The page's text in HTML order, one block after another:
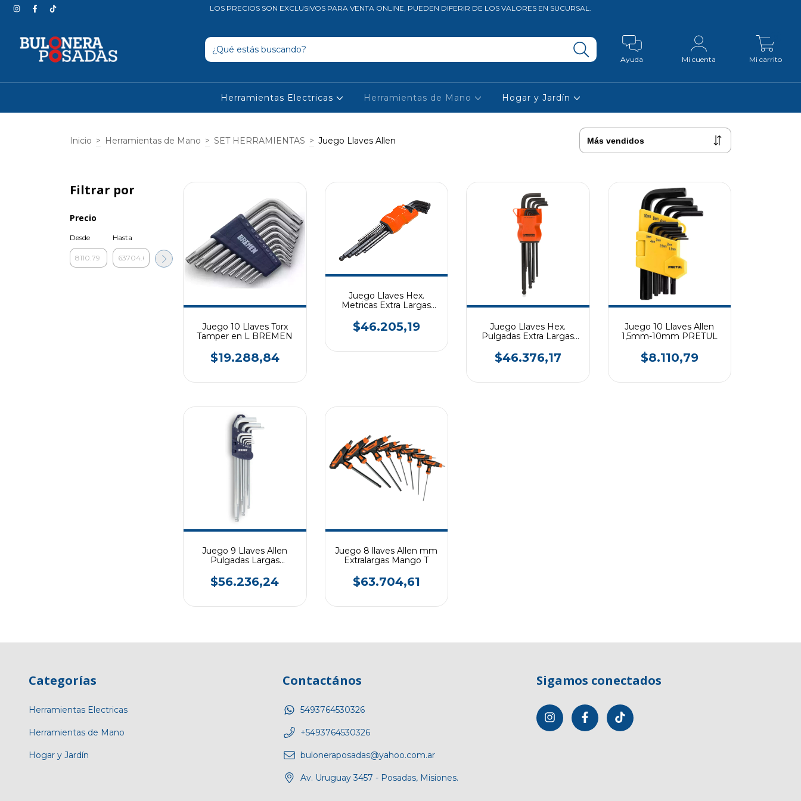
LOS PRECIOS SON EXCLUSIVOS PARA VENTA ONLINE, PUEDEN DIFERIR DE LOS VALORES EN SUCURSAL.
Ayuda Mi cuenta Mi carrito
Herramientas Electricas Herramientas de Mano Hogar y Jardín
Inicio > Herramientas de Mano > SET HERRAMIENTAS > Juego Llaves Allen
Filtrar por
Precio
Desde Hasta
Juego 10 Llaves Torx
Tamper en L BREMEN
$19.288,84
Juego Llaves Hex.
Metricas Extra Largas
$46.205,19
Juego Llaves Hex.
Pulgadas Extra Largas
$46.376,17
Juego 10 Llaves Allen
1,5mm-10mm PRETUL
$8.110,79
Juego 9 Llaves Allen
Pulgadas Largas
$56.236,24
Juego 8 llaves Allen mm
Extralargas Mango T
$63.704,61
Categorías
Herramientas Electricas
Herramientas de Mano
Hogar y Jardín
Contactános
5493764530326
+5493764530326
buloneraposadas@yahoo.com.ar
Av. Uruguay 3457 - Posadas, Misiones.
Sigamos conectados